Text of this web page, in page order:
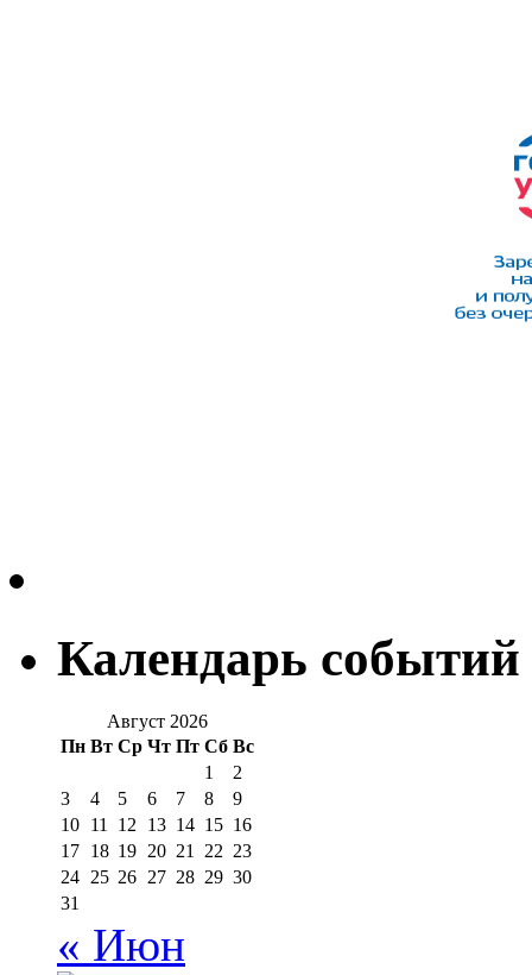
Календарь событий
Август 2026
Пн Вт Ср Чт Пт Сб Вс
1
2
3
4 5 6 7 8
9
10 11 12 13 14 15 16
17 18 19 20 21 22 23
24 25 26 27 28 29 30
31
« Июн